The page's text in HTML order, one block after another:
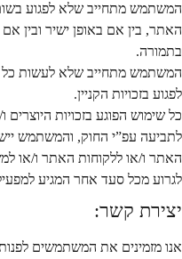
המשתמש מתחייב שלא לפגוע
האתר, בין אם באופן ישיר ובין
בתמורה.
המשתמש מתחייב שלא לעשות כל
לפגוע בזכויות הקניין.
כל שימוש הפוגע בזכויות היוצרים
לתביעה עפ”י החוק, והמשתמש
האתר ו/או ללקוחות האתר ו/או
לגרוע מכל סעד אחר המגיע
יצירת קשר:
אנו מזמינים את המשתמשים